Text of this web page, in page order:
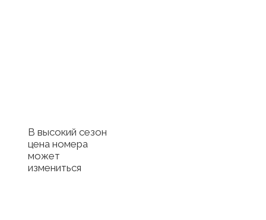
В высокий сезон
цена номера
может
измениться